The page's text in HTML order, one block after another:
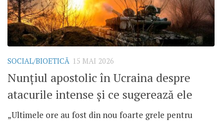
SOCIAL/BIOETICĂ 15 MAI 2026
Nunțiul apostolic în Ucraina despre
atacurile intense și ce sugerează ele
„Ultimele ore au fost din nou foarte grele pentru